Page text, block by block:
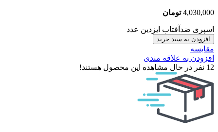
4,030,000 تومان
اسپری ضدآفتاب ایزدین عدد
افزودن به سبد خرید
مقایسه
افزودن به علاقه مندی
12 نفر در حال مشاهده این محصول هستند!